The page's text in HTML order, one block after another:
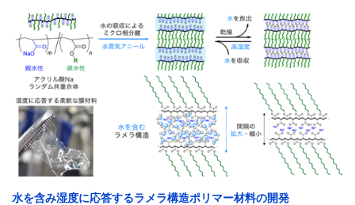
水を含み湿度に応答するラメラ構造ポリマー材料の開発